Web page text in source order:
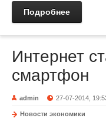
Подробнее
Интернет
смартфон
admin 27-07-2014,
Новости экономики